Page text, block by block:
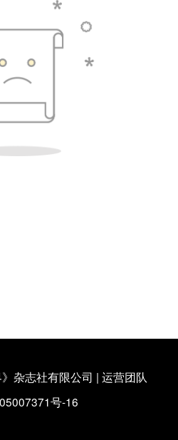
杂志社有限公司 | 运营团队
号-16